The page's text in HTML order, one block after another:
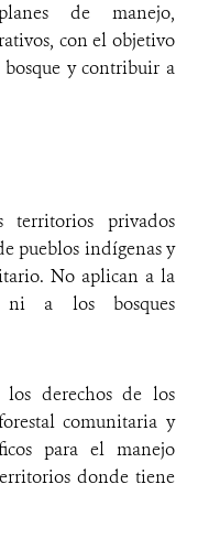
de manejo,
con el objetivo
y contribuir a
territorios privados
pueblos indígenas y
No aplican a la
ni a los bosques
los derechos de los
comunitaria y
para el manejo
donde tiene